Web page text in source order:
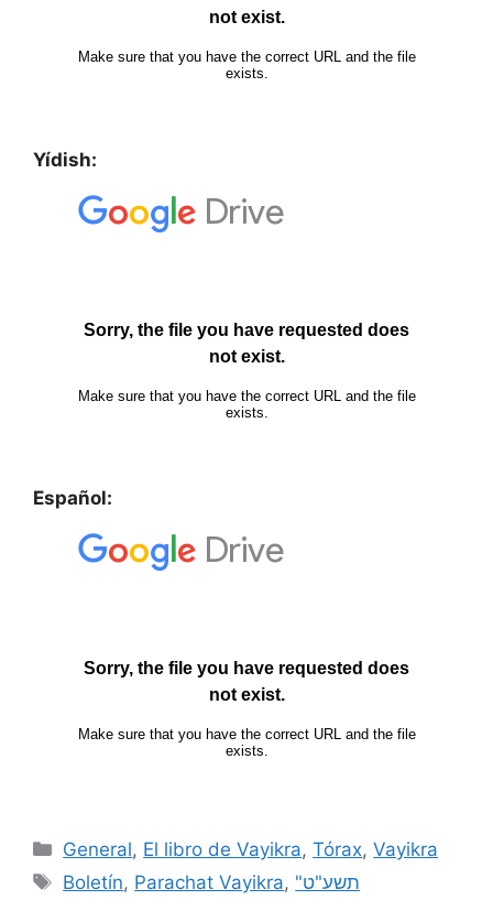
Yídish:
Español:
General, El libro de Vayikra,Tórax,Vayikra
Boletín, Parachat Vayikra,
"תשע"ט